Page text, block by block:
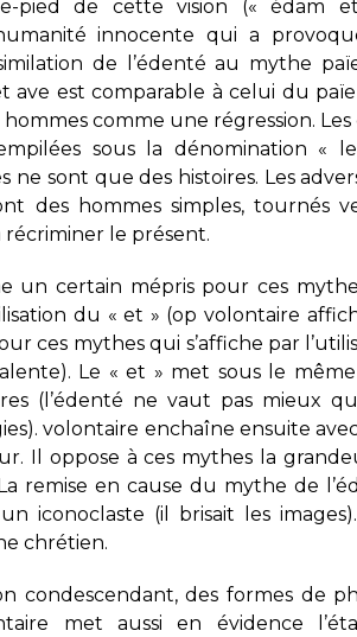
pied de cette vision (« édam
innocente qui a
de l’édenté au mythe
ave est comparable à celui du
hommes comme une régression.
sous la dénomination «
ne sont que des histoires. Les
des hommes simples, tournés
récriminer le présent.
un certain mépris pour ces
du « et » (op volontaire
ces mythes qui s’affiche par
Le « et » met sous le
(l’édenté ne vaut pas mieux
volontaire enchaîne ensuite
Il oppose à ces mythes la
remise en cause du mythe de
iconoclaste (il brisait les
chrétien.
condescendant, des formes de
met aussi en évidence